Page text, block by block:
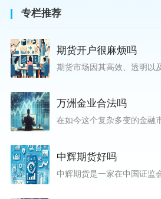
专栏推荐
期货开户很麻烦吗
万洲金业合法吗
中辉期货好吗